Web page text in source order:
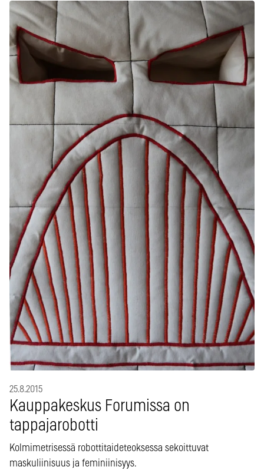
25.8.2015
Kauppakeskus Forumissa on
tappajarobotti
Kolmimetrisessä robottitaideteoksessa sekoittuvat
maskuliinisuus ja feminiinisyys.